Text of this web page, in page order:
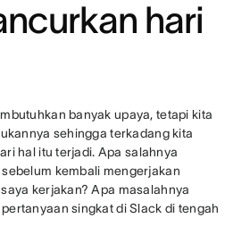
hari
banyak upaya, tetapi kita
sehingga terkadang kita
hal itu terjadi. Apa salahnya
kembali mengerjakan
kerjakan? Apa masalahnya
singkat di Slack di tengah